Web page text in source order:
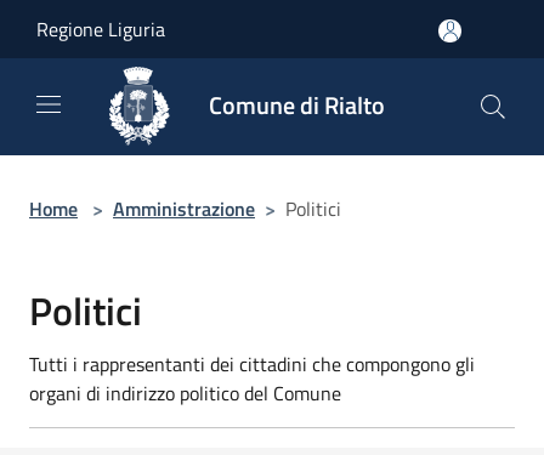
Regione Liguria
Comune di Rialto
Home > Amministrazione > Politici
Politici
Tutti i rappresentanti dei cittadini che compongono gli
organi di indirizzo politico del Comune